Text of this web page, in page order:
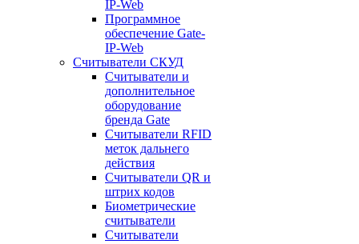
IP-Web
Программное
обеспечение Gate-
IP-Web
Считыватели СКУД
Считыватели и
дополнительное
оборудование
бренда Gate
Считыватели RFID
меток дальнего
действия
Считыватели QR и
штрих кодов
Биометрические
считыватели
Считыватели